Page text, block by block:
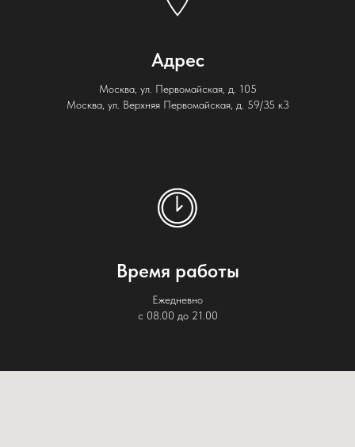
Адрес
Москва, ул. Первомайская, д. 105
Москва, ул. Верхняя Первомайская, д. 59/35 к3
Время работы
Ежедневно
с 08.00 до 21.00